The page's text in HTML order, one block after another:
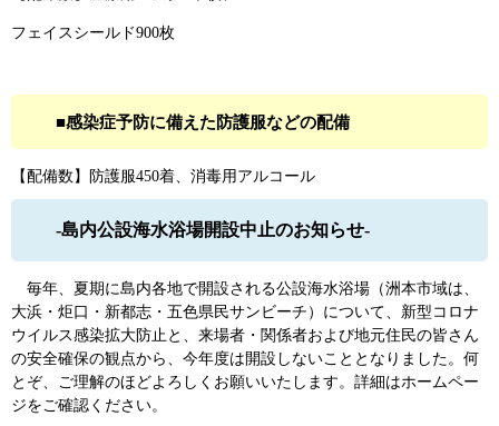
フェイスシールド900枚
■感染症予防に備えた防護服などの配備
【配備数】防護服450着、消毒用アルコール
-島内公設海水浴場開設中止のお知らせ-
毎年、夏期に島内各地で開設される公設海水浴場（洲本市域は、
大浜・炬口・新都志・五色県民サンビーチ）について、新型コロナ
ウイルス感染拡大防止と、来場者・関係者および地元住民の皆さん
の安全確保の観点から、今年度は開設しないこととなりました。何
とぞ、ご理解のほどよろしくお願いいたします。詳細はホームペー
ジをご確認ください。